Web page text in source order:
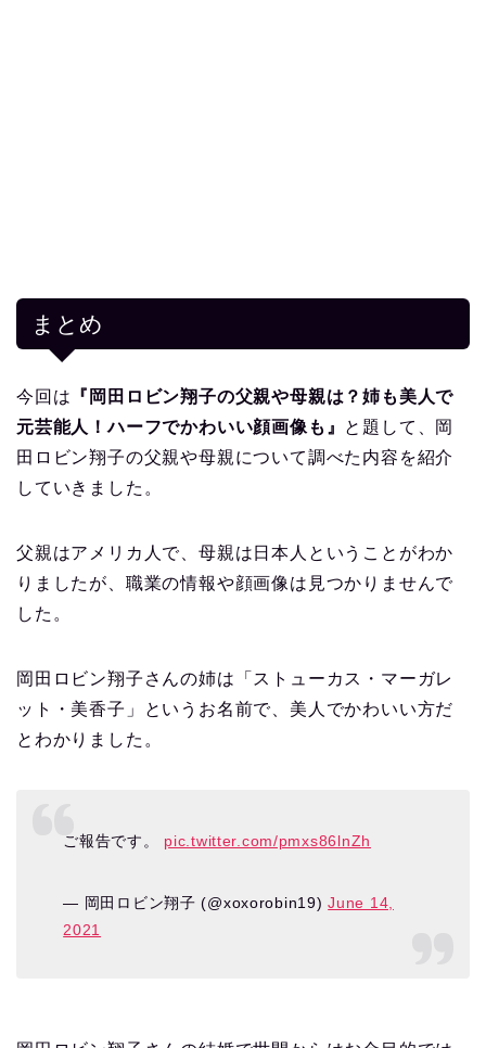
まとめ
今回は 『岡田ロビン翔子の父親や母親は？姉も美人で
元芸能人！ハーフでかわいい顔画像も』 と題して、岡
田ロビン翔子の父親や母親について調べた内容を紹介
していきました。
父親はアメリカ人で、母親は日本人ということがわか
りましたが、職業の情報や顔画像は見つかりませんで
した。
岡田ロビン翔子さんの姉は「ストューカス・マーガレ
ット・美香子」というお名前で、美人でかわいい方だ
とわかりました。
ご報告です。 pic.twitter.com/pmxs86lnZh
— 岡田ロビン翔子 (@xoxorobin19)June 14,
2021